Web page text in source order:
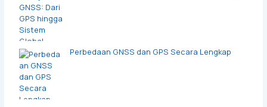
Perbedaan GNSS dan GPS Secara Lengkap